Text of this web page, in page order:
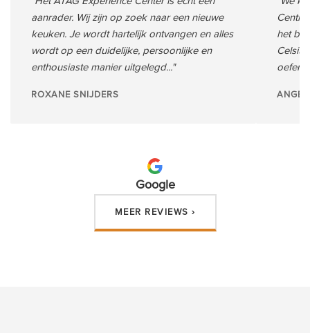
aanrader. Wij zijn op zoek naar een nieuwe
keuken. Je wordt hartelijk ontvangen en alles
wordt op een duidelijke, persoonlijke en
enthousiaste manier uitgelegd..."
ROXANE SNIJDERS
het
Google
MEER REVIEWS ›